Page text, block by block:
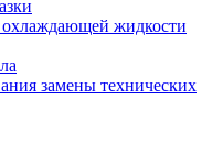
охлаждающей жидкости
замены технических